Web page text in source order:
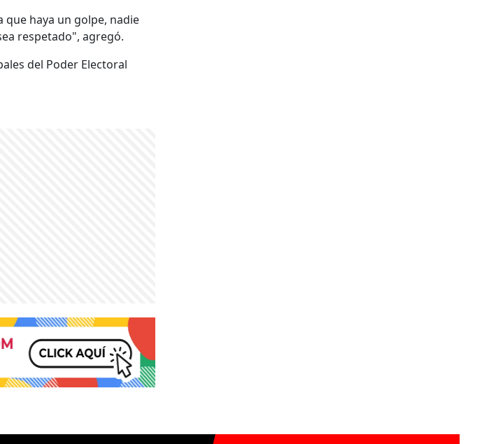
haya un golpe, nadie
respetado", agregó.
del Poder Electoral